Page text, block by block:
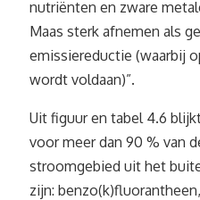
nutriënten en zware
Maas sterk afnemen als
emissiereductie (waarbij
wordt voldaan)”.
Uit figuur en tabel 4.6
voor meer dan 90 % van
stroomgebied uit het
zijn: